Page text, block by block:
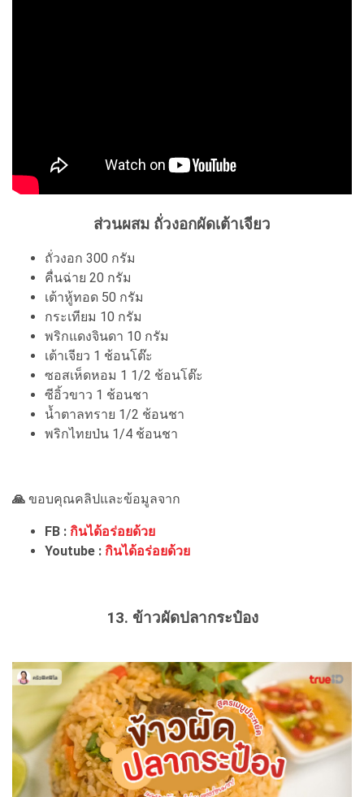
ส่วนผสม ถั่วงอกผัดเต้าเจียว
ถั่วงอก 300 กรัม
คื่นฉ่าย 20 กรัม
เต้าหู้ทอด 50 กรัม
กระเทียม 10 กรัม
พริกแดงจินดา 10 กรัม
เต้าเจียว 1 ช้อนโต๊ะ
ซอสเห็ดหอม 1 1/2 ช้อนโต๊ะ
ซีอิ้วขาว 1 ช้อนชา
น้ำตาลทราย 1/2 ช้อนชา
พริกไทยป่น 1/4 ช้อนชา
🙏 ขอบคุณคลิปและข้อมูลจาก
FB : กินได้อร่อยด้วย
Youtube : กินได้อร่อยด้วย
13. ข้าวผัดปลากระป๋อง